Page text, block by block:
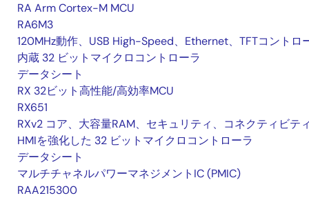
RA Arm Cortex-M MCU
RA6M3
120MHz動作、USB High-Speed、Ethernet、TFTコントロ
内蔵 32 ビットマイクロコントローラ
データシート
RX 32ビット高性能/高効率MCU
RX651
RXv2 コア、大容量RAM、セキュリティ、コネクティビテ
HMIを強化した 32 ビットマイクロコントローラ
データシート
マルチチャネルパワーマネジメントIC (PMIC)
RAA215300